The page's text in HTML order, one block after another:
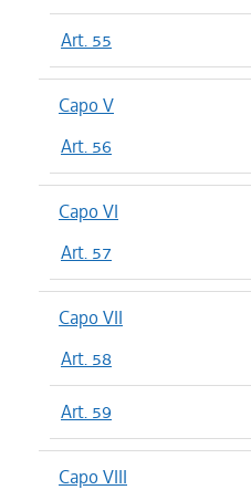
Art. 55
Capo V
Art. 56
Capo VI
Art. 57
Capo VII
Art. 58
Art. 59
Capo VIII